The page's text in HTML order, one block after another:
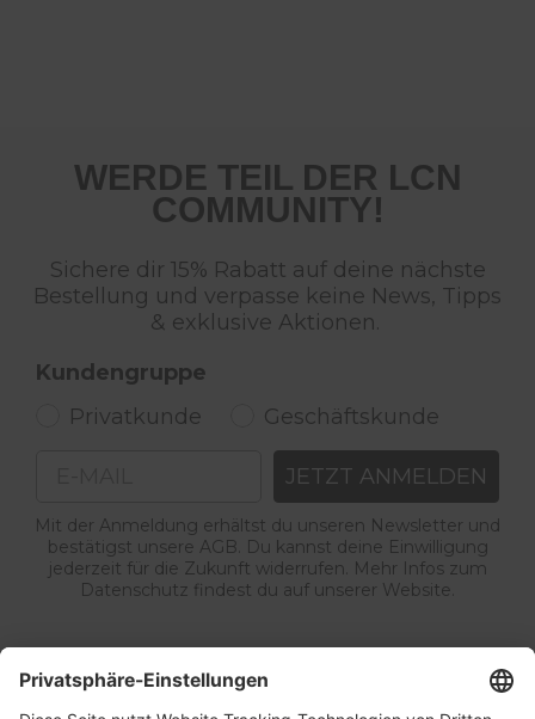
WERDE TEIL DER LCN
COMMUNITY!
Sichere dir 15% Rabatt auf deine nächste
Bestellung und verpasse keine News, Tipps
& exklusive Aktionen.
Kundengruppe
Privatkunde
Geschäftskunde
JETZT ANMELDEN
Mit der Anmeldung erhältst du unseren Newsletter und
bestätigst unsere AGB. Du kannst deine Einwilligung
jederzeit für die Zukunft widerrufen. Mehr Infos zum
Datenschutz findest du auf unserer Website.